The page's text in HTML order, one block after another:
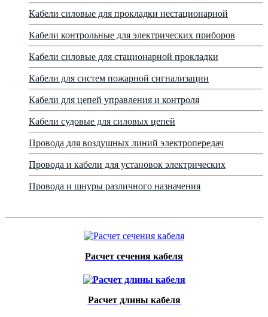
Кабели силовые для прокладки нестационарной
Кабели контрольные для электрических приборов
Кабели силовые для стационарной прокладки
Кабели для систем пожарной сигнализации
Кабели для цепей управления и контроля
Кабели судовые для силовых цепей
Провода для воздушных линий электропередач
Провода и кабели для установок электрических
Провода и шнуры различного назначения
Расчет сечения кабеля
Расчет длины кабеля